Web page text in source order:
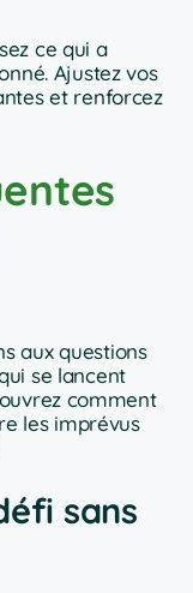
ce qui a
Ajustez vos
et renforcez
aux questions
se lancent
comment
les imprévus
sans